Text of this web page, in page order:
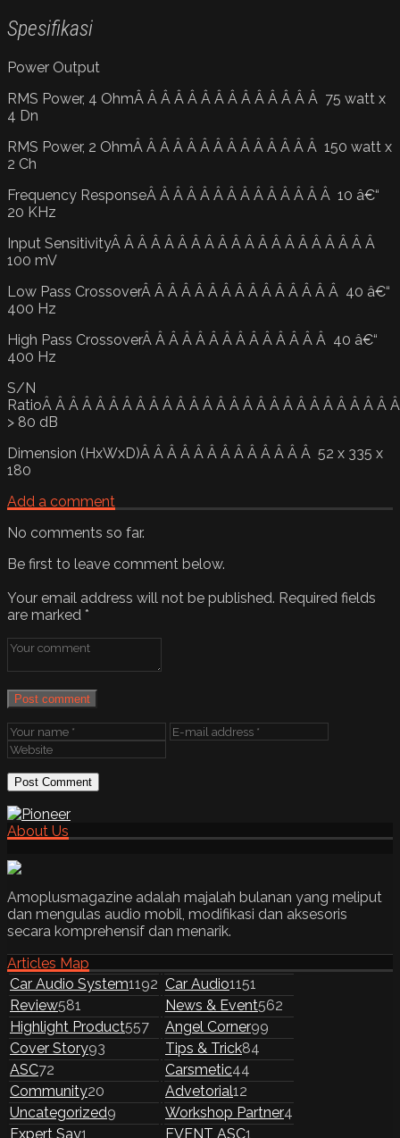
Spesifikasi
Power Output
RMS Power, 4 OhmÂ Â Â Â Â Â Â Â Â Â Â Â Â Â 75 watt x
4 Dn
RMS Power, 2 OhmÂ Â Â Â Â Â Â Â Â Â Â Â Â Â 150 watt x
2 Ch
Frequency ResponseÂ Â Â Â Â Â Â Â Â Â Â Â Â Â 10 â€“
20 KHz
Input SensitivityÂ Â Â Â Â Â Â Â Â Â Â Â Â Â Â Â Â Â Â Â
100 mV
Low Pass CrossoverÂ Â Â Â Â Â Â Â Â Â Â Â Â Â Â 40 â€“
400 Hz
High Pass CrossoverÂ Â Â Â Â Â Â Â Â Â Â Â Â Â 40 â€“
400 Hz
S/N
RatioÂ Â Â Â Â Â Â Â Â Â Â Â Â Â Â Â Â Â Â Â Â Â Â Â Â Â
> 80 dB
Dimension (HxWxD)Â Â Â Â Â Â Â Â Â Â Â Â Â 52 x 335 x
180
Add a comment
No comments so far.
Be first to leave comment below.
Your email address will not be published. Required fields
are marked *
Post comment
About Us
Amoplusmagazine adalah majalah bulanan yang meliput
dan mengulas audio mobil, modifikasi dan aksesoris
secara komprehensif dan menarik.
Articles Map
Car Audio System1192 Car Audio1151
Review581 News & Event562
Highlight Product557 Angel Corner99
Cover Story93 Tips & Trick84
ASC72 Carsmetic44
Community20 Advetorial12
Uncategorized9 Workshop Partner4
Expert Say1 EVENT ASC1